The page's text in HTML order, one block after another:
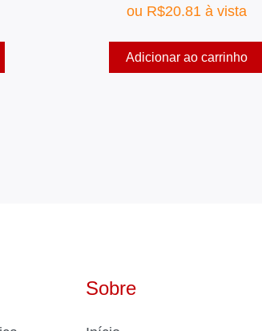
ou R$20.81 à vista
Adicionar ao carrinho
Sobre